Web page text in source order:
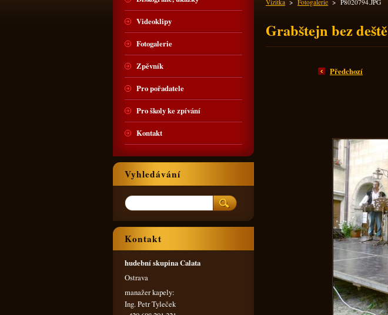
Vizitka > Fotogalerie > P8020794.JPG
Grabštejn bez deště
Předchozí
Videoklipy
Fotogalerie
Zpěvník
Pro pořadatele
Pro školy ke zpívání
Kontakt
Vyhledávání
Kontakt
hudební skupina Calata
Ostrava
manažer kapely:
Ing. Petr Tyleček